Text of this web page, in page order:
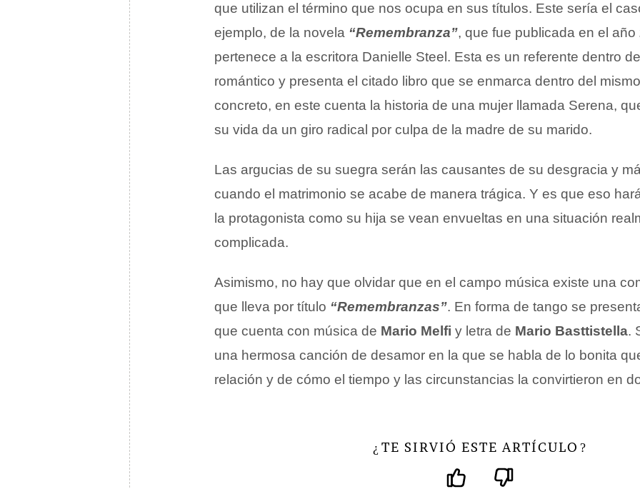
que utilizan el término que nos ocupa en sus títulos. Este sería el
ejemplo, de la novela “Remembranza”, que fue publicada en el año
pertenece a la escritora Danielle Steel. Esta es un referente dentro
romántico y presenta el citado libro que se enmarca dentro del
concreto, en este cuenta la historia de una mujer llamada Serena,
su vida da un giro radical por culpa de la madre de su marido.
Las argucias de su suegra serán las causantes de su desgracia y
cuando el matrimonio se acabe de manera trágica. Y es que eso
la protagonista como su hija se vean envueltas en una situación
complicada.
Asimismo, no hay que olvidar que en el campo música existe una
que lleva por título “Remembranzas”. En forma de tango se
que cuenta con música de Mario Melfi y letra de Mario Basttistella.
una hermosa canción de desamor en la que se habla de lo bonita
relación y de cómo el tiempo y las circunstancias la convirtieron en
¿ TE SIRVIÓ ESTE ARTÍCULO ?